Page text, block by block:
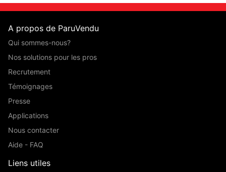
A propos de ParuVendu
Qui sommes-nous?
Nos solutions pour les pros
Recrutement
Témoignages
Presse
Applications
Nous contacter
Aide - FAQ
Liens utiles